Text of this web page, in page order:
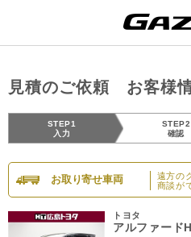
見積のご依頼 お客様
STEP1
入力
STEP2
確認
お取り寄せ車両
遠方の
商談が
トヨタ
アルファード